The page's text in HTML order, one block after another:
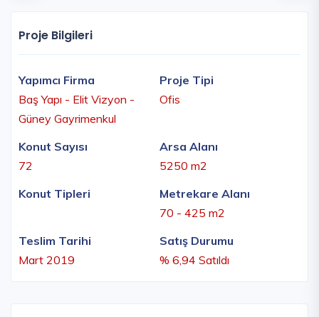
Proje Bilgileri
Yapımcı Firma
Baş Yapı - Elit Vizyon -
Güney Gayrimenkul
Proje Tipi
Ofis
Konut Sayısı
72
Arsa Alanı
5250 m2
Konut Tipleri
Metrekare Alanı
70 - 425 m2
Teslim Tarihi
Mart 2019
Satış Durumu
% 6,94 Satıldı